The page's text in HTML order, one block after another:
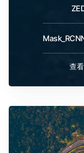
查